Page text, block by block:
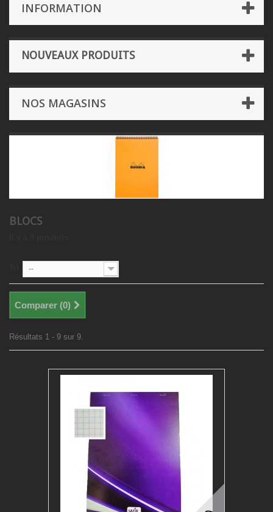
INFORMATION
NOUVEAUX PRODUITS
NOS MAGASINS
BLOCS
--
Comparer (0)
Résultats 1 - 9 sur 9.